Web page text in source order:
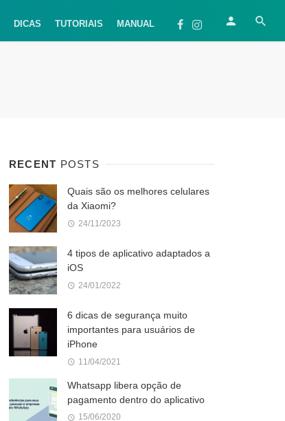
DICAS TUTORIAIS MANUAL
RECENT POSTS
Quais são os melhores celulares
da Xiaomi?
24/11/2023
4 tipos de aplicativo adaptados a
iOS
24/01/2022
6 dicas de segurança muito
importantes para usuários de
iPhone
11/04/2021
Whatsapp libera opção de
pagamento dentro do aplicativo
15/06/2020